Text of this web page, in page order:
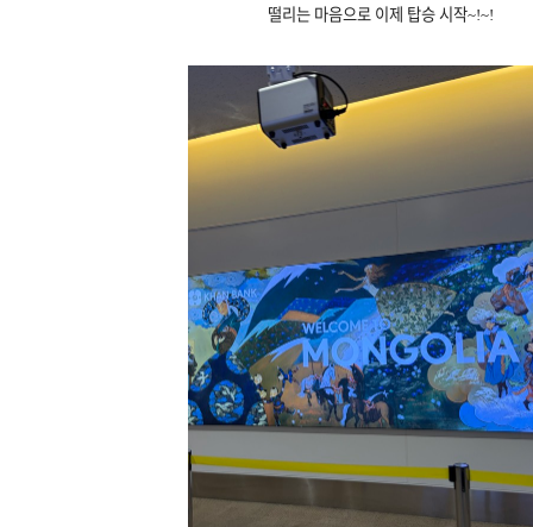
떨리는 마음으로 이제 탑승 시작~!~!